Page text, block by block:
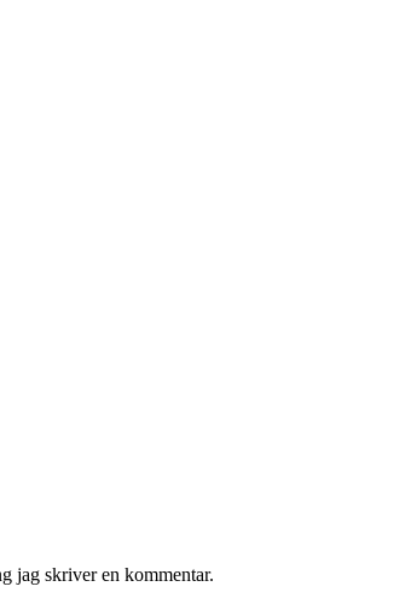
jag skriver en kommentar.